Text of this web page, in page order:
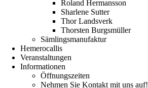
Roland Hermansson
Sharlene Sutter
Thor Landsverk
Thorsten Burgsmüller
Sämlingsmanufaktur
Hemerocallis
Veranstaltungen
Informationen
Öffnungszeiten
Nehmen Sie Kontakt mit uns auf!